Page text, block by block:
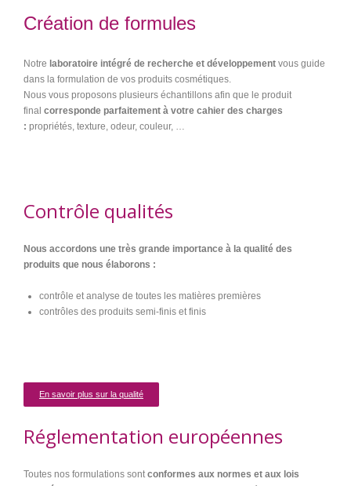
Création de formules
Notre laboratoire intégré de recherche et développement vous guide
dans la formulation de vos produits cosmétiques.
Nous vous proposons plusieurs échantillons afin que le produit
final corresponde parfaitement à votre cahier des charges
: propriétés, texture, odeur, couleur, …
Contrôle qualités
Nous accordons une très grande importance à la qualité des
produits que nous élaborons :
contrôle et analyse de toutes les matières premières
contrôles des produits semi-finis et finis
En savoir plus sur la qualité
Réglementation européennes
Toutes nos formulations sontconformes aux normes et aux lois